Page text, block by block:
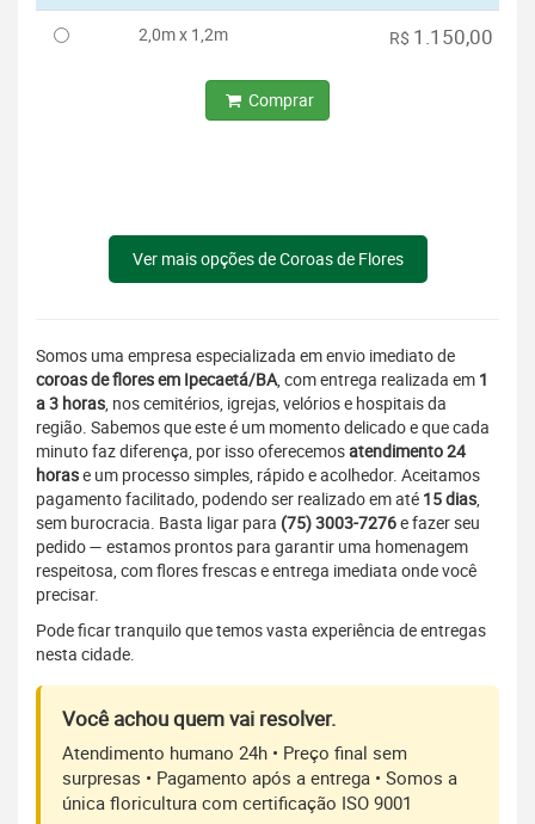
2,0m x 1,2m R$ 1.150,00
Comprar
Ver mais opções de Coroas de Flores
Somos uma empresa especializada em envio imediato de
coroas de flores em Ipecaetá/BA, com entrega realizada em 1
a 3 horas, nos cemitérios, igrejas, velórios e hospitais da
região. Sabemos que este é um momento delicado e que cada
minuto faz diferença, por isso oferecemosatendimento 24
horase um processo simples, rápido e acolhedor. Aceitamos
pagamento facilitado, podendo ser realizado em até 15 dias,
sem burocracia. Basta ligar para (75) 3003-7276e fazer seu
pedido — estamos prontos para garantir uma homenagem
respeitosa, com flores frescas e entrega imediata onde você
precisar.
Pode ficar tranquilo que temos vasta experiência de entregas
nesta cidade.
Você achou quem vai resolver.
Atendimento humano 24h • Preço final sem
surpresas • Pagamento após a entrega • Somos a
única floricultura com certificação ISO 9001